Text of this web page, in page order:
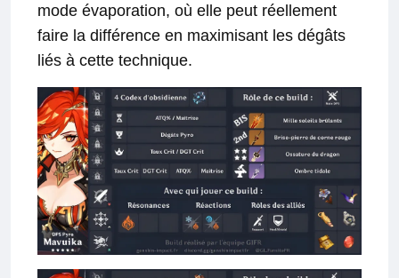
mode évaporation, où elle peut réellement
faire la différence en maximisant les dégâts
liés à cette technique.